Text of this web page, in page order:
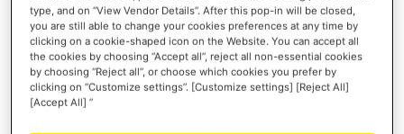
Créer un compte a de nombreux avantages : commander plus rapidement, enregistrer
plusieurs adresses, suivre vos commandes et plus encore.
CRÉER UN COMPTE
type, and on “View Vendor Details”. After this pop-in will be closed,
you are still able to change your cookies preferences at any time by
clicking on a cookie-shaped icon on the Website. You can accept all
the cookies by choosing “Accept all”, reject all non-essential cookies
by choosing “Reject all”, or choose which cookies you prefer by
clicking on “Customize settings”. [Customize settings] [Reject All]
[Accept All] ”